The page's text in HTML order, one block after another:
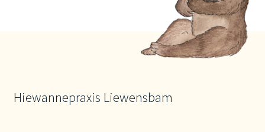
Hiewannepraxis Liewensbam